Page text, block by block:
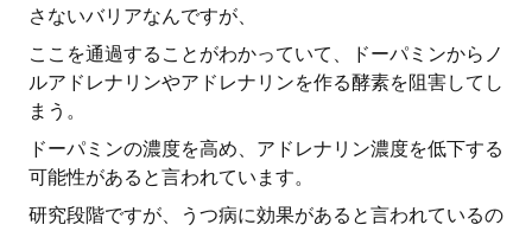
さないバリアなんですが、
ここを通過することがわかっていて、ドーパミンからノ
ルアドレナリンやアドレナリンを作る酵素を阻害してし
まう。
ドーパミンの濃度を高め、アドレナリン濃度を低下する
可能性があると言われています。
研究段階ですが、うつ病に効果があると言われているの